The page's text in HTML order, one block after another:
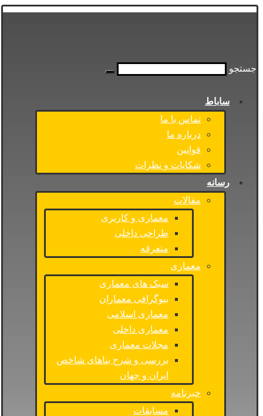
جستجو
ساباط
تماس با ما
درباره ما
قوانین
شکایات و نظرات
رسانه
مقالات
معماری و کاربری
طراحی داخلی
متفرقه
معماری
سبک های معماری
بیوگرافی معماران
معماری اسلامی
معماری داخلی
مجلات معماری
بررسی و شرح بناهای شاخص
ایران و جهان
خبرنامه
مسابقات